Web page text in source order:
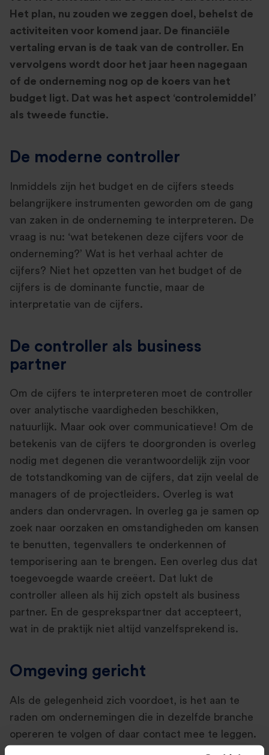
Het plan, nu zouden we zeggen doel, behelst de
activiteiten voor komend jaar. De financiële
vertaling ervan is de taak van de controller. En
vervolgens wordt door het jaar heen nagegaan
of de onderneming nog op de koers van het
budget ligt. Dat was het aspect ‘controlemiddel’
als tweede functie.
De moderne controller
Inmiddels zijn het budget en de cijfers steeds
belangrijkere instrumenten geworden om de gang
van zaken in de onderneming te interpreteren. De
vraag is nu: ‘wat betekenen deze cijfers voor de
onderneming?’ Wat is het verhaal achter de
cijfers? Niet het opzetten van het budget of de
cijfers is de dominante functie, maar de
interpretatie van de cijfers.
De controller als business
partner
Om de cijfers te interpreteren moet de controller
over analytische vaardigheden beschikken,
natuurlijk. Maar ook over communicatieve! Om de
betekenis van de cijfers te doorgronden is overleg
nodig met degenen die verantwoordelijk zijn voor
de totstandkoming van de cijfers, dat zijn veelal de
managers of de projectleiders. Overleg is wat
anders dan ondervragen. In overleg ga je samen op
zoek naar oorzaken en omstandigheden om kansen
te benutten, tegenvallers te onderkennen of
temporisering aan te brengen. Een overleg dus dat
toegevoegde waarde creëert. Dat lukt de
controller alleen als hij zich opstelt als business
partner. En de gesprekspartner dat accepteert,
wat in de praktijk niet altijd vanzelfsprekend is.
Omgeving gericht
Als de gelegenheid zich voordoet, is het aan te
raden om ondernemingen die in dezelfde branche
opereren te volgen of daar contact mee te leggen.